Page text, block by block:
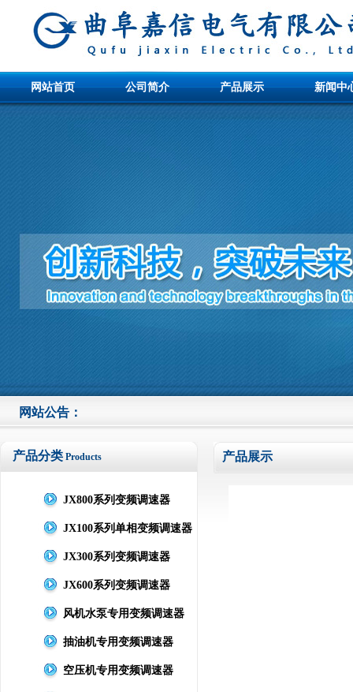
网站首页 公司简介 产品展示 新闻中
网站公告：
产品分类 Products
JX800系列变频调速器
JX100系列单相变频调速器
JX300系列变频调速器
JX600系列变频调速器
风机水泵专用变频调速器
抽油机专用变频调速器
空压机专用变频调速器
产品展示